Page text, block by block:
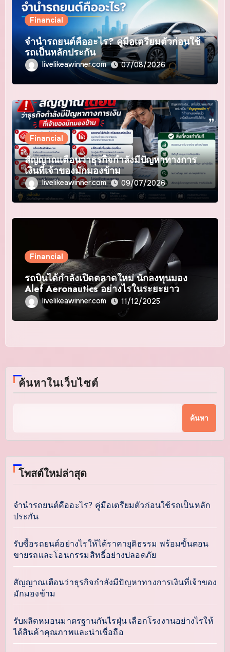
Financial
จำนำรถยนต์คืออะไร? คู่มือเตรียมตัวก่อนใช้
รถเป็นหลักประกัน
livelikeawinner.com 07/08/2026
Financial
สัญญาณเตือนว่าธุรกิจกำลังมีปัญหาทางการ
เงินที่เจ้าของมักมองข้าม
livelikeawinner.com 09/07/2026
Financial
รถบินได้กำลังเปิดตลาดใหม่ นักลงทุนมอง
Alef Aeronautics อย่างไรในระยะยาว
livelikeawinner.com 11/12/2025
ค้นหาในเว็บไซต์
ค้นหา
โพสต์ใหม่ล่าสุด
จำนำรถยนต์คืออะไร? คู่มือเตรียมตัวก่อนใช้รถเป็นหลัก
ประกัน
รับซื้อรถยนต์อย่างไรให้ได้ราคายุติธรรม พร้อมขั้นตอน
ขายรถและโอนกรรมสิทธิ์อย่างปลอดภัย
สัญญาณเตือนว่าธุรกิจกำลังมีปัญหาทางการเงินที่เจ้าของ
มักมองข้าม
รับผลิตหมอนมาตรฐานกันไรฝุ่น เลือกโรงงานอย่างไรให้
ได้สินค้าคุณภาพและน่าเชื่อถือ